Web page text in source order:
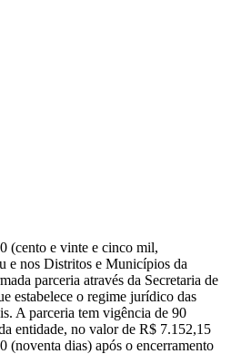
(cento e vinte e cinco mil,
e nos Distritos e Municípios da
parceria através da Secretaria de
estabelece o regime jurídico das
A parceria tem vigência de 90
entidade, no valor de R$ 7.152,15
(noventa dias) após o encerramento